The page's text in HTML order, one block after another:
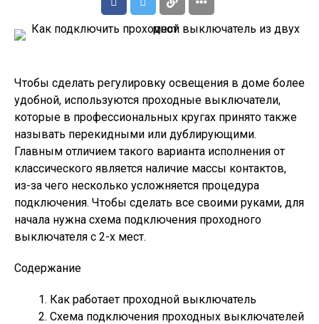
Чтобы сделать регулировку освещения в доме более
удобной, используются проходные выключатели,
которые в профессиональных кругах принято также
называть перекидными или дублирующими.
Главным отличием такого варианта исполнения от
классического является наличие массы контактов,
из-за чего несколько усложняется процедура
подключения. Чтобы сделать все своими руками, для
начала нужна схема подключения проходного
выключателя с 2-х мест.
Содержание
Как работает проходной выключатель
Схема подключения проходных выключателей